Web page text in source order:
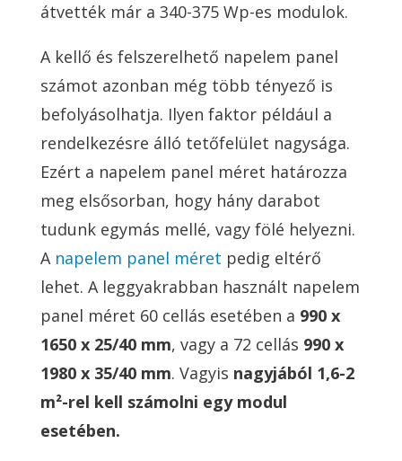
átvették már a 340-375 Wp-es modulok.
A kellő és felszerelhető napelem panel
számot azonban még több tényező is
befolyásolhatja. Ilyen faktor például a
rendelkezésre álló tetőfelület nagysága.
Ezért a napelem panel méret határozza
meg elsősorban, hogy hány darabot
tudunk egymás mellé, vagy fölé helyezni.
A napelem panel méret pedig eltérő
lehet. A leggyakrabban használt napelem
panel méret 60 cellás esetében a 990 x
1650 x 25/40 mm, vagy a 72 cellás 990 x
1980 x 35/40 mm. Vagyis nagyjából 1,6-2
m²-rel kell számolni egy modul
esetében.